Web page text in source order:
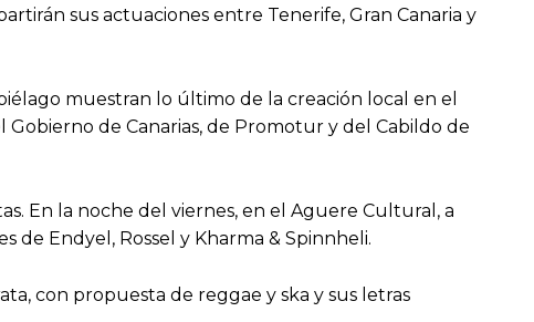
sus actuaciones entre Tenerife, Gran Canaria y
muestran lo último de la creación local en el
de Canarias, de Promotur y del Cabildo de
En la noche del viernes, en el Aguere Cultural, a
de Endyel, Rossel y Kharma & Spinnheli.
con propuesta de reggae y ska y sus letras